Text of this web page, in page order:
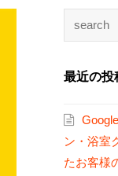
最近の投
ン・浴室
たお客様